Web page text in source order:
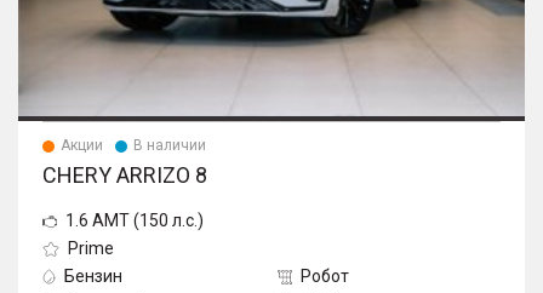
Акции В наличии
CHERY ARRIZO 8
1.6 AMT (150 л.с.)
Prime
Бензин
Робот